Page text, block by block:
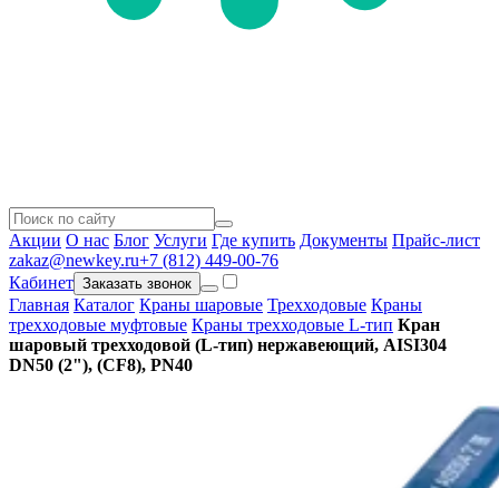
Акции О нас Блог Услуги Где купить Документы Прайс-лист
zakaz@newkey.ru+7 (812) 449-00-76
Кабинет Заказать звонок
Главная Каталог Краны шаровые Трехходовые Краны
трехходовые муфтовые Краны трехходовые L-тип Кран
шаровый трехходовой (L-тип) нержавеющий, AISI304
DN50 (2"), (CF8), PN40